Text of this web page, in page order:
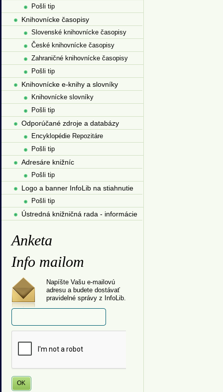
Pošli tip
Knihovnícke časopisy
Slovenské knihovnícke časopisy
České knihovnícke časopisy
Zahraničné knihovnícke časopisy
Pošli tip
Knihovnícke e-knihy a slovníky
Knihovnícke slovníky
Pošli tip
Odporúčané zdroje a databázy
Encyklopédie Repozitáre
Pošli tip
Adresáre knižníc
Pošli tip
Logo a banner InfoLib na stiahnutie
Pošli tip
Ústredná knižničná rada - informácie
Anketa
Info mailom
Napíšte Vašu e-mailovú
adresu a budete dostávať
pravidelné správy z InfoLib.